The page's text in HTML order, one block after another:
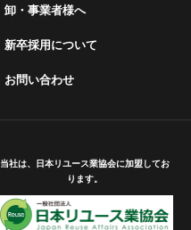
卸・事業者様へ
新卒採用について
お問い合わせ
当社は、日本リユース業協会に加盟してお
ります。